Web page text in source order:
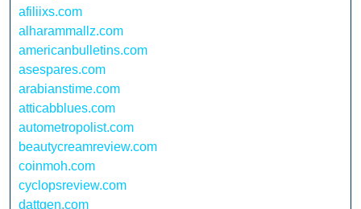
afiliixs.com
alharammallz.com
americanbulletins.com
asespares.com
arabianstime.com
atticabblues.com
autometropolist.com
beautycreamreview.com
coinmoh.com
cyclopsreview.com
dattgen.com